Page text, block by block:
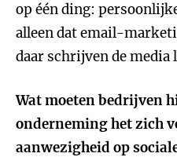
op één ding:
alleen dat email-
daar schrijven de media
Wat moeten bedrijven
onderneming het zich
aanwezigheid op